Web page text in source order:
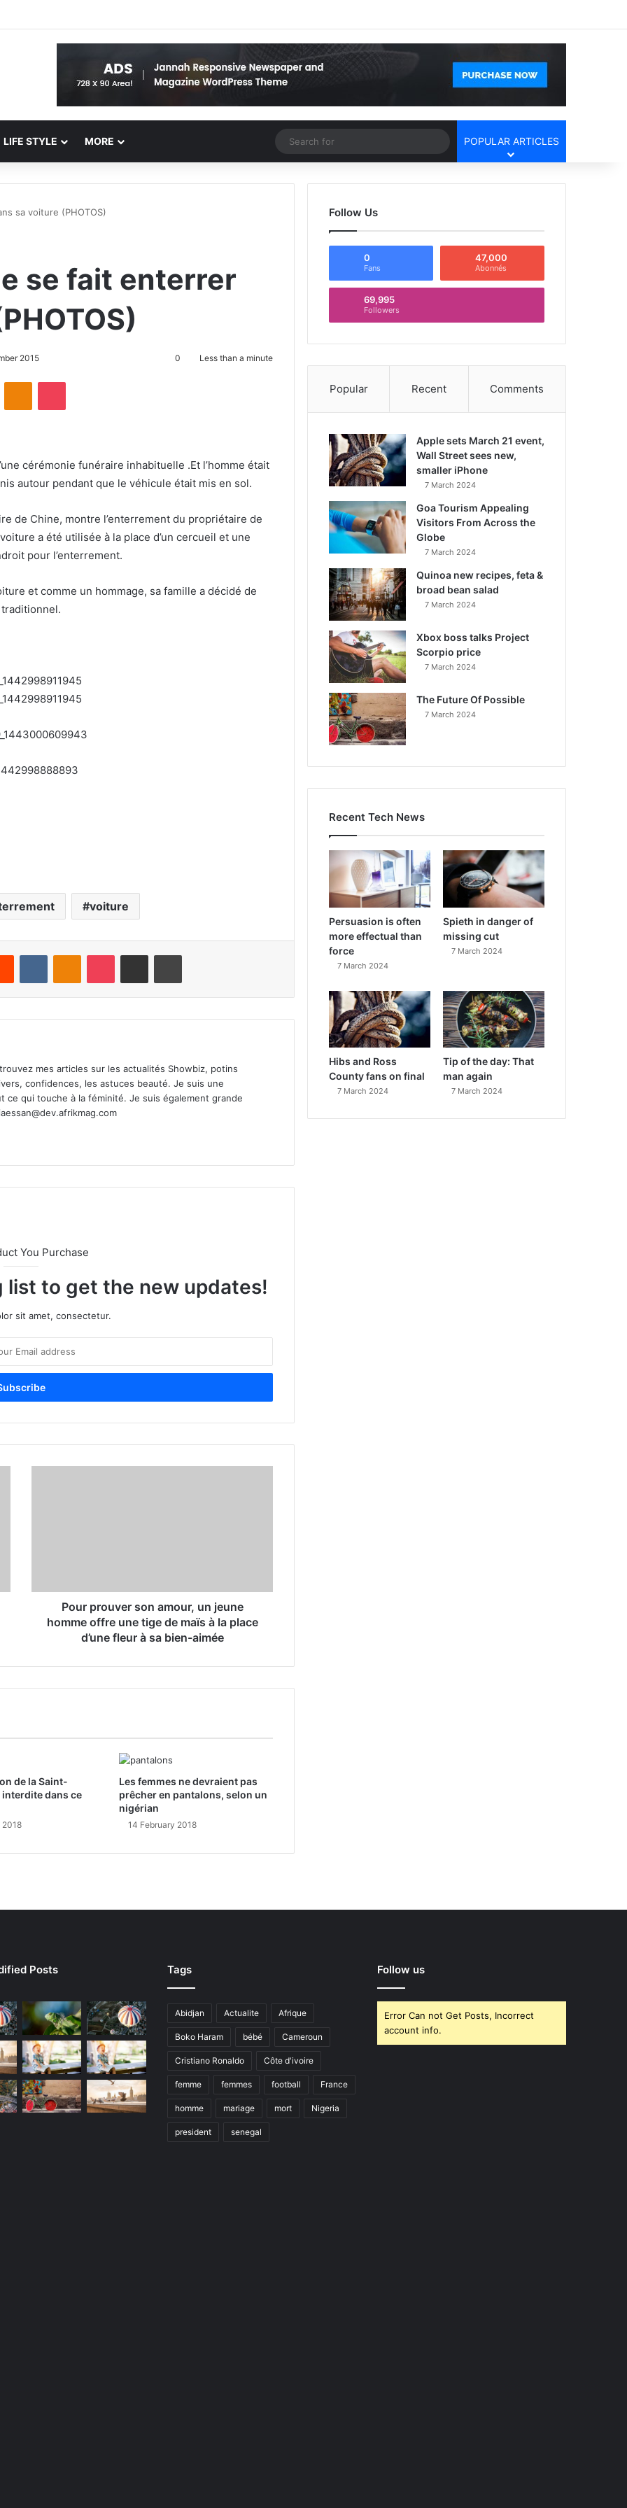
LIFE STYLE MORE Random Article
Search
for
POPULAR ARTICLES
sa voiture (PHOTOS)
se fait enterrer
2015 0 Less than a minute
cérémonie funéraire inhabituelle .Et l’homme était
autour pendant que le véhicule était mis en sol.
de Chine, montre l’enterrement du propriétaire de
a été utilisée à la place d’un cercueil et une
pour l’enterrement.
et comme un hommage, sa famille a décidé de
traditionnel.
voiture
mes articles sur les actualités Showbiz, potins
confidences, les astuces beauté. Je suis une
ce qui touche à la féminité. Je suis également grande
You Purchase
list to get the new updates!
sit amet, consectetur.
Pour prouver son amour, un jeune
homme offre une tige de maïs à la place
d’une fleur à sa bien-aimée
de la Saint-
dans ce
2018
Les femmes ne devraient pas
prêcher en pantalons, selon un
nigérian
14 February 2018
Follow Us
0
Fans
47,000
Abonnés
69,995
Followers
Popular Recent Comments
Apple sets March 21 event,
Wall Street sees new,
smaller iPhone
7 March 2024
Goa Tourism Appealing
Visitors From Across the
Globe
7 March 2024
Quinoa new recipes, feta &
broad bean salad
7 March 2024
Xbox boss talks Project
Scorpio price
7 March 2024
The Future Of Possible
7 March 2024
Recent Tech News
Persuasion is often
more effectual than
force
7 March 2024
Spieth in danger of
missing cut
7 March 2024
Hibs and Ross
County fans on final
7 March 2024
Tip of the day: That
man again
7 March 2024
Posts Tags
Abidjan Actualite Afrique
Boko Haram bébé Cameroun
Cristiano Ronaldo Côte d'ivoire
femme femmes football France
homme mariage mort Nigeria
president senegal
Follow us
Error Can not Get Posts, Incorrect
account info.